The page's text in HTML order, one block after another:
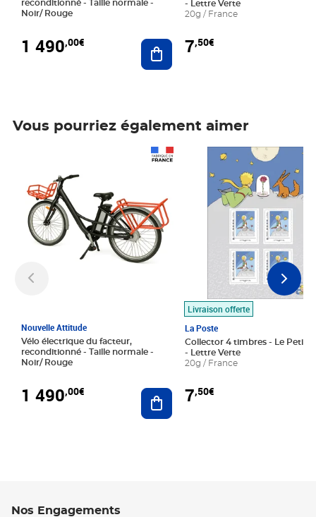
reconditionné - Taille normale -
Noir/ Rouge
1 490,00€ Ajouter au panier
- Lettre Verte
20g / France
7,50€
Vous pourriez également aimer
Nouvelle Attitude
Vélo électrique du facteur,
reconditionné - Taille normale -
Noir/ Rouge
1 490,00€ Ajouter au panier
Livraison offerte
La Poste
Collector 4 timbres - Le Petit
- Lettre Verte
20g / France
7,50€
Prix 7,50€
Nos Engagements